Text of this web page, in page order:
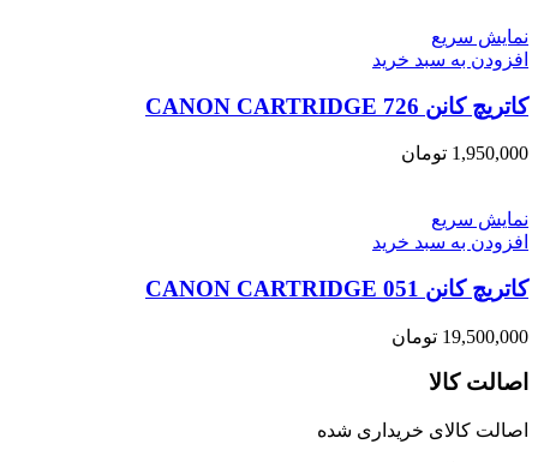
نمایش سریع
افزودن به سبد خرید
کاتریچ کانن CANON CARTRIDGE 726
1,950,000 تومان
نمایش سریع
افزودن به سبد خرید
کاتریچ کانن CANON CARTRIDGE 051
19,500,000 تومان
اصالت کالا
اصالت کالای خریداری شده